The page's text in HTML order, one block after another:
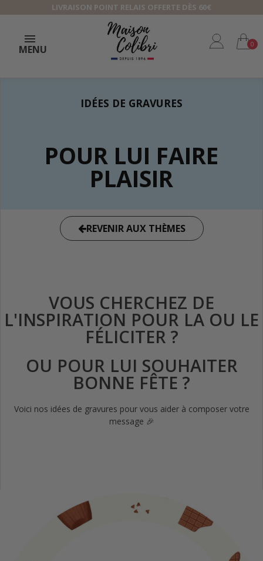
LIVRAISON POINT RELAIS OFFERTE DÈS 60€
MENU 0
IDÉES DE GRAVURES
POUR LUI FAIRE
PLAISIR
REVENIR AUX THÈMES
VOUS CHERCHEZ DE
L'INSPIRATION POUR LA OU LE
FÉLICITER ?
OU POUR LUI SOUHAITER
BONNE FÊTE ?
Voici nos idées de gravures pour vous aider à composer votre
message 🎉